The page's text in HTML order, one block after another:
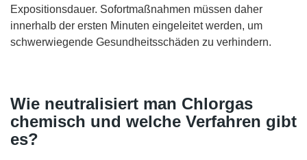
Expositionsdauer. Sofortmaßnahmen müssen daher
innerhalb der ersten Minuten eingeleitet werden, um
schwerwiegende Gesundheitsschäden zu verhindern.
Wie neutralisiert man Chlorgas
chemisch und welche Verfahren gibt
es?